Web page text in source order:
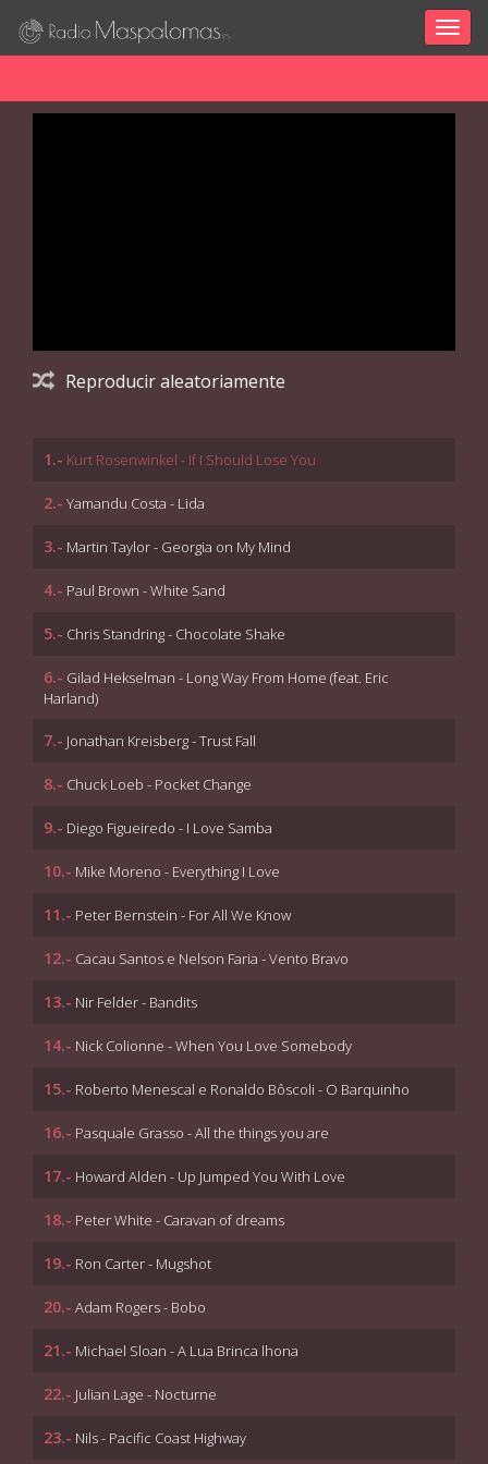
Reproducir aleatoriamente
1.- Kurt Rosenwinkel - If I Should Lose You
2.- Yamandu Costa - Lida
3.- Martin Taylor - Georgia on My Mind
4.- Paul Brown - White Sand
5.- Chris Standring - Chocolate Shake
6.- Gilad Hekselman - Long Way From Home (feat. Eric
Harland)
7.- Jonathan Kreisberg - Trust Fall
8.- Chuck Loeb - Pocket Change
9.- Diego Figueiredo - I Love Samba
10.- Mike Moreno - Everything I Love
11.- Peter Bernstein - For All We Know
12.- Cacau Santos e Nelson Faria - Vento Bravo
13.- Nir Felder - Bandits
14.- Nick Colionne - When You Love Somebody
15.- Roberto Menescal e Ronaldo Bôscoli - O Barquinho
16.- Pasquale Grasso - All the things you are
17.- Howard Alden - Up Jumped You With Love
18.- Peter White - Caravan of dreams
19.- Ron Carter - Mugshot
20.- Adam Rogers - Bobo
21.- Michael Sloan - A Lua Brinca lhona
22.- Julian Lage - Nocturne
23.- Nils - Pacific Coast Highway